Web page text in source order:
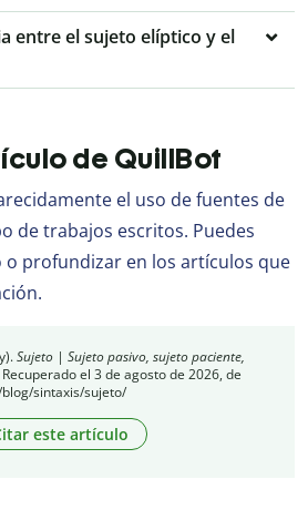
entre el sujeto elíptico y el
de QuillBot
el uso de fuentes de
de trabajos escritos. Puedes
profundizar en los artículos que
Sujeto | Sujeto pasivo, sujeto paciente,
el 3 de agosto de 2026, de
sintaxis/sujeto/
este artículo